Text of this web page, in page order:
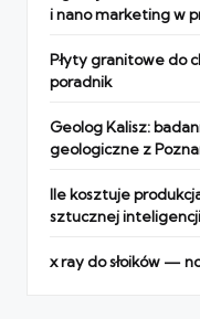
i nano marketing w
Płyty granitowe do
poradnik
Geolog Kalisz:
geologiczne z
Ile kosztuje
sztucznej
x ray do słoików —